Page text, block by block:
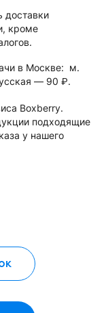
доставки
кроме
в Москве: м.
— 90 руб..
Boxberry.
подходящие
у нашего